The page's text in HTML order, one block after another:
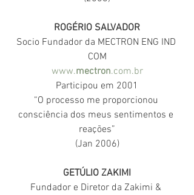
ROGÉRIO SALVADOR
Socio Fundador da MECTRON ENG IND
COM
www.mectron.com.br
Participou em 2001
“O processo me proporcionou
consciência dos meus sentimentos e
reações”
(Jan 2006)
GETÚLIO ZAKIMI
Fundador e Diretor da Zakimi &